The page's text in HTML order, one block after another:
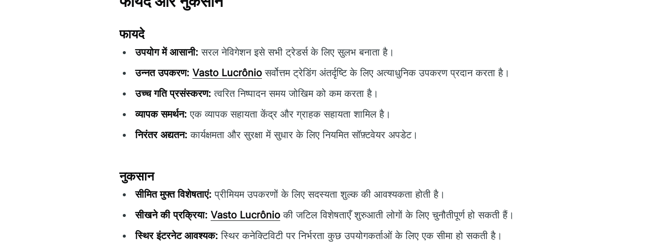
फायदे
उपयोग में आसानी: सरल नेविगेशन इसे सभी ट्रेडर्स के लिए सुलभ बनाता है।
उन्नत उपकरण: Vasto Lucrônio सर्वोत्तम ट्रेडिंग अंतर्दृष्टि के लिए अत्याधुनिक उपकरण प्रदान करता है।
उच्च गति प्रसंस्करण: त्वरित निष्पादन समय जोखिम को कम करता है।
व्यापक समर्थन: एक व्यापक सहायता केंद्र और ग्राहक सहायता शामिल है।
निरंतर अद्यतन: कार्यक्षमता और सुरक्षा में सुधार के लिए नियमित सॉफ़्टवेयर अपडेट।
नुकसान
सीमित मुफ्त विशेषताएं: प्रीमियम उपकरणों के लिए सदस्यता शुल्क की आवश्यकता होती है।
सीखने की प्रक्रिया: Vasto Lucrônio की जटिल विशेषताएँ शुरुआती लोगों के लिए चुनौतीपूर्ण हो सकती हैं।
स्थिर इंटरनेट आवश्यक: स्थिर कनेक्टिविटी पर निर्भरता कुछ उपयोगकर्ताओं के लिए एक सीमा हो सकती है।